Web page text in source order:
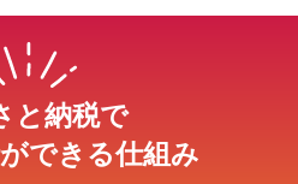
と納税で
できる仕組み